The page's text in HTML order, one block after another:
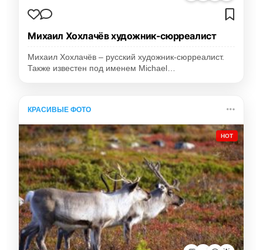
Михаил Хохлачёв художник-сюрреалист
Михаил Хохлачёв – русский художник-сюрреалист.
Также известен под именем Michael…
КРАСИВЫЕ ФОТО
HOT